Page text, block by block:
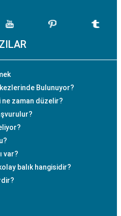
Bulunuyor?
ne zaman düzelir?
var?
balık hangisidir?